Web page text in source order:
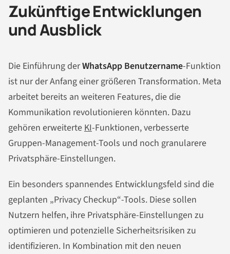
Zukünftige Entwicklungen
und Ausblick
Die Einführung derWhatsApp Benutzername-Funktion
ist nur der Anfang einer größeren Transformation. Meta
arbeitet bereits an weiteren Features, die die
Kommunikation revolutionieren könnten. Dazu
gehören erweiterte KI-Funktionen, verbesserte
Gruppen-Management-Tools und noch granularere
Privatsphäre-Einstellungen.
Ein besonders spannendes Entwicklungsfeld sind die
geplanten „Privacy Checkup“-Tools. Diese sollen
Nutzern helfen, ihre Privatsphäre-Einstellungen zu
optimieren und potenzielle Sicherheitsrisiken zu
identifizieren. In Kombination mit den neuen